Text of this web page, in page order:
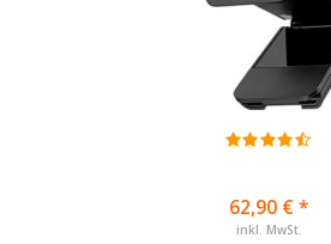
62,90 € *
inkl. MwSt.